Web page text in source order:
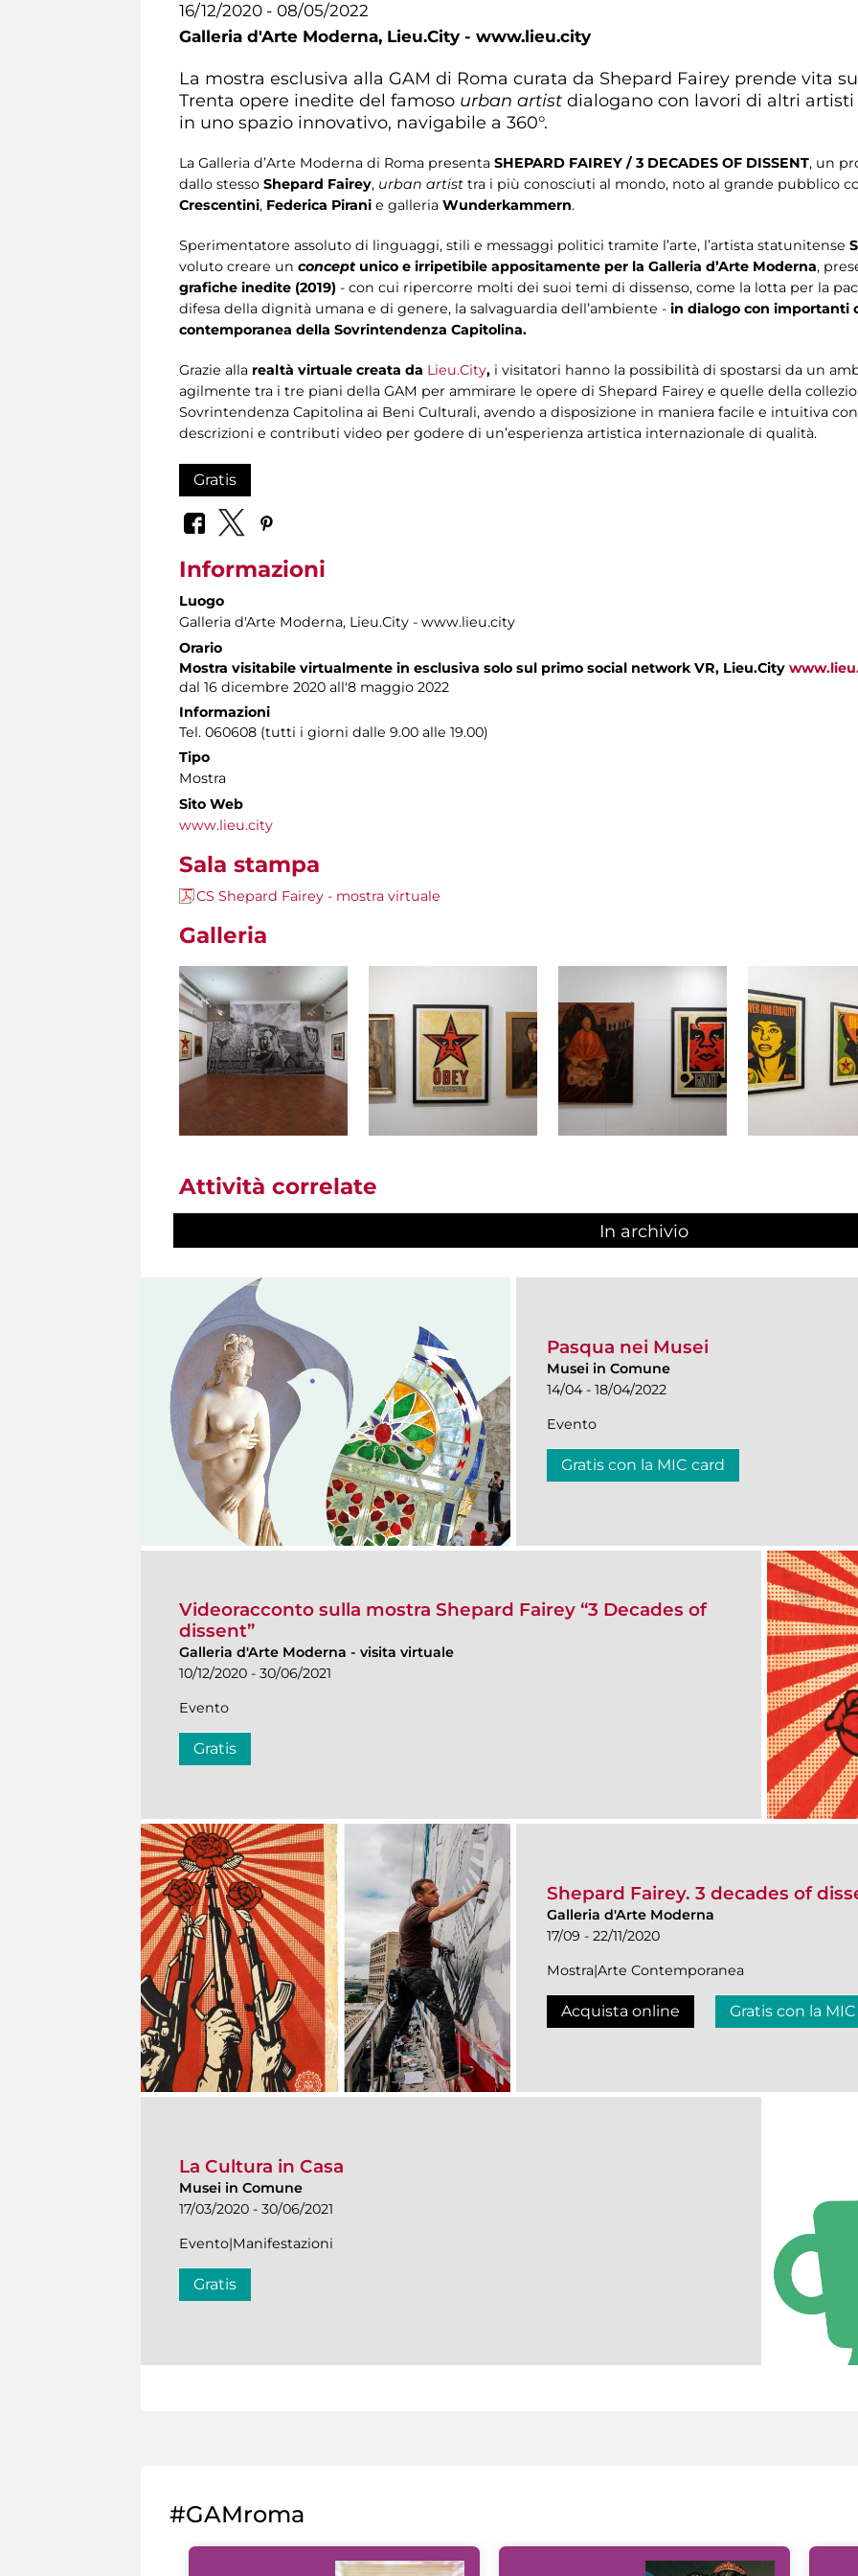
16/12/2020 - 08/05/2022
Galleria d'Arte Moderna, Lieu.City - www.lieu.city
La mostra esclusiva alla GAM di Roma curata da Shepard Fairey prende vita
Trenta opere inedite del famoso urban artist dialogano con lavori di altri
in uno spazio innovativo, navigabile a 360°.
La Galleria d’Arte Moderna di Roma presenta SHEPARD FAIREY / 3 DECADES OF DISSENT, un
dallo stesso Shepard Fairey, urban artist tra i più conosciuti al mondo, noto al grande pubblico
Crescentini, Federica Pirani e galleria Wunderkammern.
Sperimentatore assoluto di linguaggi, stili e messaggi politici tramite l’arte, l’artista statunitense
voluto creare un concept unico e irripetibile appositamente per la Galleria d’Arte Moderna,
grafiche inedite (2019) - con cui ripercorre molti dei suoi temi di dissenso, come la lotta per la
difesa della dignità umana e di genere, la salvaguardia dell’ambiente - in dialogo con importanti
contemporanea della Sovrintendenza Capitolina.
Grazie alla realtà virtuale creata da Lieu.City, i visitatori hanno la possibilità di spostarsi da un
agilmente tra i tre piani della GAM per ammirare le opere di Shepard Fairey e quelle della
Sovrintendenza Capitolina ai Beni Culturali, avendo a disposizione in maniera facile e intuitiva
descrizioni e contributi video per godere di un’esperienza artistica internazionale di qualità.
Gratis
Informazioni
Luogo
Galleria d'Arte Moderna, Lieu.City - www.lieu.city
Orario
Mostra visitabile virtualmente in esclusiva solo sul primo social network VR, Lieu.City
dal 16 dicembre 2020 all'8 maggio 2022
Informazioni
Tel. 060608 (tutti i giorni dalle 9.00 alle 19.00)
Tipo
Mostra
Sito Web
www.lieu.city
Sala stampa
CS Shepard Fairey - mostra virtuale
Galleria
Attività correlate
In archivio
Pasqua nei Musei
Musei in Comune
14/04 - 18/04/2022
Evento
Gratis con la MIC card
Videoracconto sulla mostra Shepard Fairey “3 Decades of
dissent”
Galleria d'Arte Moderna - visita virtuale
10/12/2020 - 30/06/2021
Evento
Gratis
Shepard Fairey. 3 decades of
Galleria d'Arte Moderna
17/09 - 22/11/2020
Mostra|Arte Contemporanea
Acquista online Gratis con la
La Cultura in Casa
Musei in Comune
17/03/2020 - 30/06/2021
Evento|Manifestazioni
Gratis
#GAMroma